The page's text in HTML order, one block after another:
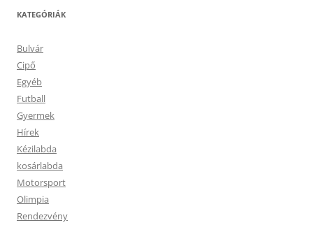
KATEGÓRIÁK
Bulvár
Cipő
Egyéb
Futball
Gyermek
Hírek
Kézilabda
kosárlabda
Motorsport
Olimpia
Rendezvény